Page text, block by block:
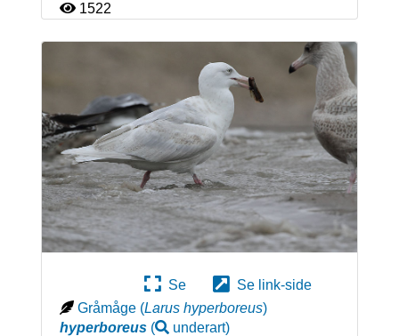
1522
Se
Se link-side
Gråmåge (Larus hyperboreus)
hyperboreus( underart)